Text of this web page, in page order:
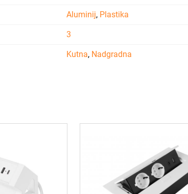
Aluminij, Plastika
3
Kutna, Nadgradna